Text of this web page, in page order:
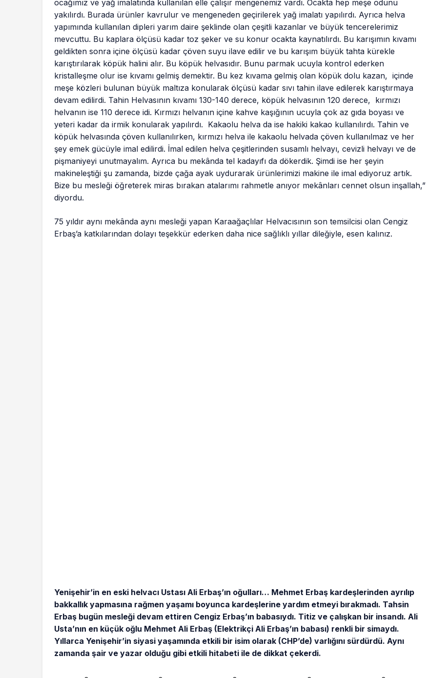
ocağımız ve yağ imalatında kullanılan elle çalışır mengenemiz vardı. Ocakta hep meşe odunu
yakılırdı. Burada ürünler kavrulur ve mengeneden geçirilerek yağ imalatı yapılırdı. Ayrıca helva
yapımında kullanılan dipleri yarım daire şeklinde olan çeşitli kazanlar ve büyük tencerelerimiz
mevcuttu. Bu kaplara ölçüsü kadar toz şeker ve su konur ocakta kaynatılırdı. Bu karışımın kıvamı
geldikten sonra içine ölçüsü kadar çöven suyu ilave edilir ve bu karışım büyük tahta kürekle
karıştırılarak köpük halini alır. Bu köpük helvasıdır. Bunu parmak ucuyla kontrol ederken
kristalleşme olur ise kıvamı gelmiş demektir. Bu kez kıvama gelmiş olan köpük dolu kazan, içinde
meşe közleri bulunan büyük maltıza konularak ölçüsü kadar sıvı tahin ilave edilerek karıştırmaya
devam edilirdi. Tahin Helvasının kıvamı 130-140 derece, köpük helvasının 120 derece, kırmızı
helvanın ise 110 derece idi. Kırmızı helvanın içine kahve kaşığının ucuyla çok az gıda boyası ve
yeteri kadar da irmik konularak yapılırdı. Kakaolu helva da ise hakiki kakao kullanılırdı. Tahin ve
köpük helvasında çöven kullanılırken, kırmızı helva ile kakaolu helvada çöven kullanılmaz ve her
şey emek gücüyle imal edilirdi. İmal edilen helva çeşitlerinden susamlı helvayı, cevizli helvayı ve de
pişmaniyeyi unutmayalım. Ayrıca bu mekânda tel kadayıfı da dökerdik. Şimdi ise her şeyin
makineleştiği şu zamanda, bizde çağa ayak uydurarak ürünlerimizi makine ile imal ediyoruz artık.
Bize bu mesleği öğreterek miras bırakan atalarımı rahmetle anıyor mekânları cennet olsun inşallah,”
diyordu.
75 yıldır aynı mekânda aynı mesleği yapan Karaağaçlılar Helvacısının son temsilcisi olan Cengiz
Erbaş’a katkılarından dolayı teşekkür ederken daha nice sağlıklı yıllar dileğiyle, esen kalınız.
Yenişehir’in en eski helvacı Ustası Ali Erbaş’ın oğulları… Mehmet Erbaş kardeşlerinden ayrılıp
bakkallık yapmasına rağmen yaşamı boyunca kardeşlerine yardım etmeyi bırakmadı. Tahsin
Erbaş bugün mesleği devam ettiren Cengiz Erbaş’ın babasıydı. Titiz ve çalışkan bir insandı. Ali
Usta’nın en küçük oğlu Mehmet Ali Erbaş (Elektrikçi Ali Erbaş’ın babası) renkli bir simaydı.
Yıllarca Yenişehir’in siyasi yaşamında etkili bir isim olarak (CHP’de) varlığını sürdürdü. Aynı
zamanda şair ve yazar olduğu gibi etkili hitabeti ile de dikkat çekerdi.